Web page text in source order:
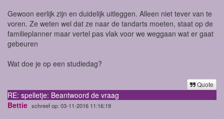
Gewoon eerlijk zijn en duidelijk uitleggen. Alleen niet tever van te
voren. Ze weten wel dat ze naar de tandarts moeten, staat op de
familieplanner maar vertel pas vlak voor we weggaan wat er gaat
gebeuren
Wat doe je op een studiedag?
Quote
RE: spelletje: Beantwoord de vraag
Bettie schreef op: 03-11-2016 11:16:19